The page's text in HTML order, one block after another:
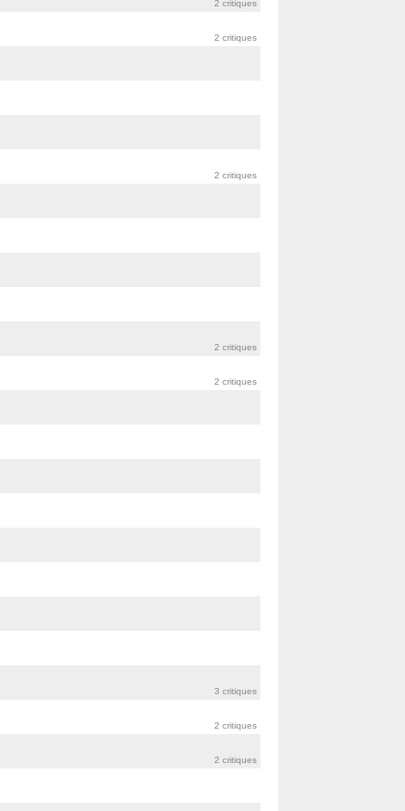
2 critiques
2 critiques
2 critiques
2 critiques
2 critiques
3 critiques
2 critiques
2 critiques